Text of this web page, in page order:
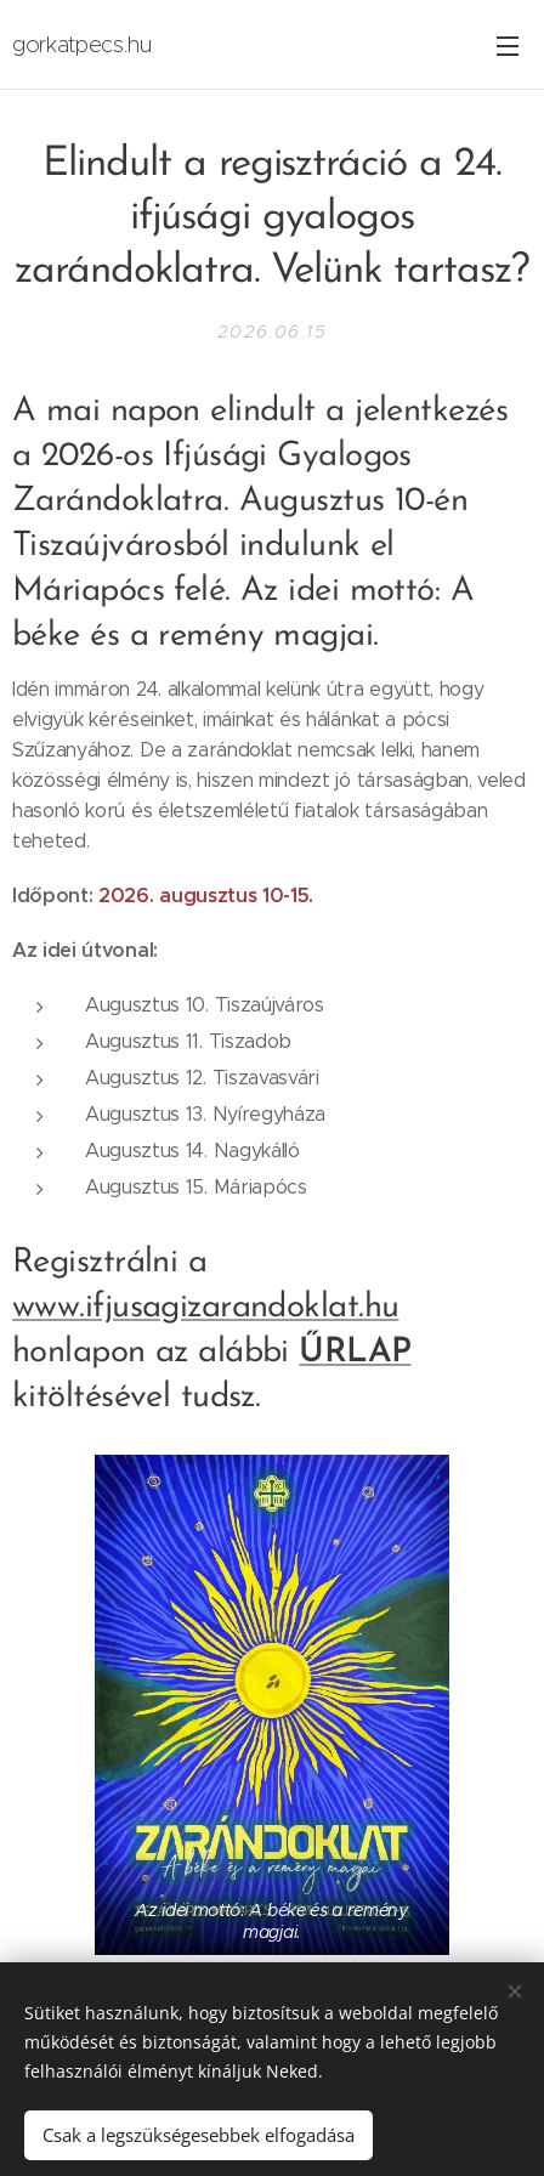
gorkatpecs.hu
Elindult a regisztráció a 24.
ifjúsági gyalogos
zarándoklatra. Velünk tartasz?
2026.06.15
A mai napon elindult a jelentkezés
a 2026-os Ifjúsági Gyalogos
Zarándoklatra. Augusztus 10-én
Tiszaújvárosból indulunk el
Máriapócs felé. Az idei mottó: A
béke és a remény magjai.
Idén immáron 24. alkalommal kelünk útra együtt, hogy
elvigyük kéréseinket, imáinkat és hálánkat a pócsi
Szűzanyához. De a zarándoklat nemcsak lelki, hanem
közösségi élmény is, hiszen mindezt jó társaságban, veled
hasonló korú és életszemléletű fiatalok társaságában
teheted.
Időpont: 2026. augusztus 10-15.
Az idei útvonal:
Augusztus 10. Tiszaújváros
Augusztus 11. Tiszadob
Augusztus 12. Tiszavasvári
Augusztus 13. Nyíregyháza
Augusztus 14. Nagykálló
Augusztus 15. Máriapócs
Regisztrálni a
www.ifjusagizarandoklat.hu
honlapon az alábbi ŰRLAP
kitöltésével tudsz.
Az idei mottó: A béke és a remény
magjai.
Share
© 2016-2026 Pécsi Görögkatolikus Parókia | 7624 Pécs, Alajos u.
Sütiket használunk, hogy biztosítsuk a weboldal megfelelő
működését és biztonságát, valamint hogy a lehető legjobb
felhasználói élményt kínáljuk Neked.
Csak a legszükségesebbek elfogadása